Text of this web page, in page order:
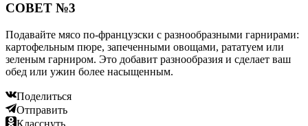
СОВЕТ №3
Подавайте мясо по-французски с разнообразными гарнирами:
картофельным пюре, запеченными овощами, рататуем или
зеленым гарниром. Это добавит разнообразия и сделает ваш
обед или ужин более насыщенным.
Поделиться
Отправить
Класснуть